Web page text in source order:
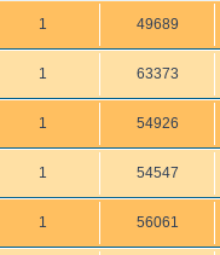
1 49689
1 63373
1 54926
1 54547
1 56061